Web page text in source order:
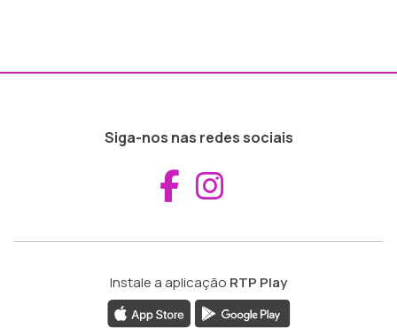
Siga-nos nas redes sociais
Aceder ao
Instale a aplicação RTP Play